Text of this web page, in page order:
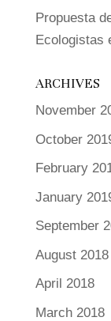
Propuesta
Ecologistas
ARCHIVES
November
October
February
January
September
August 2018
April 2018
March 2018